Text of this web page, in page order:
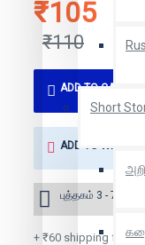
Short
₹105
₹110
ADD TO CART
ADD TO WISH LIST
புத்தகம் 3 - 7
+ ₹60 shipping fee*